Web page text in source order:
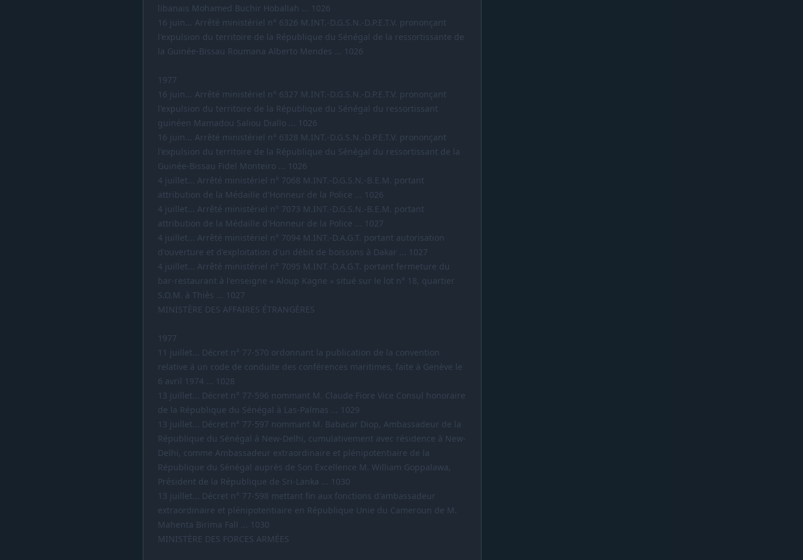
libanais Mohamed Buchir Hoballah ... 1026
16 juin... Arrêté ministériel n° 6326 M.INT.-D.G.S.N.-D.P.E.T.V. prononçant
l'expulsion du territoire de la République du Sénégal de la ressortissante de
la Guinée-Bissau Roumana Alberto Mendes ... 1026
1977
16 juin... Arrêté ministériel n° 6327 M.INT.-D.G.S.N.-D.P.E.T.V. prononçant
l'expulsion du territoire de la République du Sénégal du ressortissant
guinéen Mamadou Saliou Diallo ... 1026
16 juin... Arrêté ministériel n° 6328 M.INT.-D.G.S.N.-D.P.E.T.V. prononçant
l'expulsion du territoire de la République du Sénégal du ressortissant de la
Guinée-Bissau Fidel Monteiro ... 1026
4 juillet... Arrêté ministériel n° 7068 M.INT.-D.G.S.N.-B.E.M. portant
attribution de la Médaille d'Honneur de la Police ... 1026
4 juillet... Arrêté ministériel n° 7073 M.INT.-D.G.S.N.-B.E.M. portant
attribution de la Médaille d'Honneur de la Police ... 1027
4 juillet... Arrêté ministériel n° 7094 M.INT.-D.A.G.T. portant autorisation
d'ouverture et d'exploitation d'un débit de boissons à Dakar ... 1027
4 juillet... Arrêté ministériel n° 7095 M.INT.-D.A.G.T. portant fermeture du
bar-restaurant à l'enseigne « Aloup Kagne » situé sur le lot n° 18, quartier
S.O.M. à Thiès ... 1027
MINISTÈRE DES AFFAIRES ÉTRANGÈRES
1977
11 juillet... Décret n° 77-570 ordonnant la publication de la convention
relative à un code de conduite des conférences maritimes, faite à Genève le
6 avril 1974 ... 1028
13 juillet... Décret n° 77-596 nommant M. Claude Fiore Vice Consul honoraire
de la République du Sénégal à Las-Palmas ... 1029
13 juillet... Décret n° 77-597 nommant M. Babacar Diop, Ambassadeur de la
République du Sénégal à New-Delhi, cumulativement avec résidence à New-
Delhi, comme Ambassadeur extraordinaire et plénipotentiaire de la
République du Sénégal auprès de Son Excellence M. William Goppalawa,
Président de la République de Sri-Lanka ... 1030
13 juillet... Décret n° 77-598 mettant fin aux fonctions d'ambassadeur
extraordinaire et plénipotentiaire en République Unie du Cameroun de M.
Mahenta Birima Fall ... 1030
MINISTÈRE DES FORCES ARMÉES